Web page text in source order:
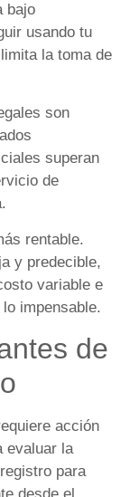
bajo
usando tu
la toma de
son
superan
de
rentable.
y predecible,
variable e
impensable.
de
acción
evaluar la
para